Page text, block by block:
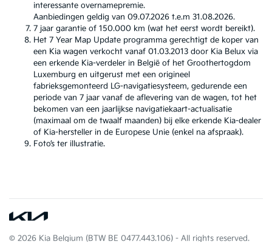
interessante overnamepremie.
Aanbiedingen geldig van 09.07.2026 t.e.m 31.08.2026.
7 jaar garantie of 150.000 km (wat het eerst wordt bereikt).
Het 7 Year Map Update programma gerechtigt de koper van
een Kia wagen verkocht vanaf 01.03.2013 door Kia Belux via
een erkende Kia-verdeler in België of het Groothertogdom
Luxemburg en uitgerust met een origineel
fabrieksgemonteerd LG-navigatiesysteem, gedurende een
periode van 7 jaar vanaf de aflevering van de wagen, tot het
bekomen van een jaarlijkse navigatiekaart-actualisatie
(maximaal om de twaalf maanden) bij elke erkende Kia-dealer
of Kia-hersteller in de Europese Unie (enkel na afspraak).
Foto’s ter illustratie.
© 2026 Kia Belgium (BTW BE 0477.443.106) - All rights reserved.